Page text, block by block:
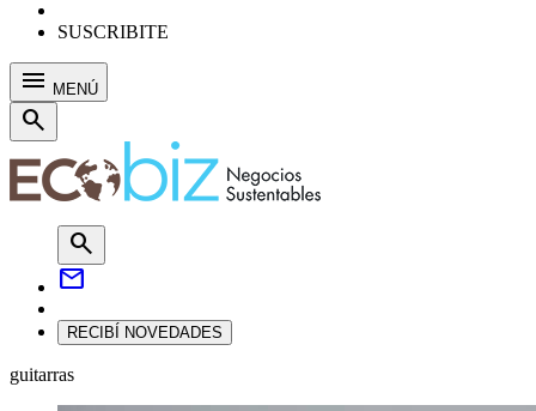
SUSCRIBITE
menu MENÚ
search
search
mail
RECIBÍ NOVEDADES
guitarras